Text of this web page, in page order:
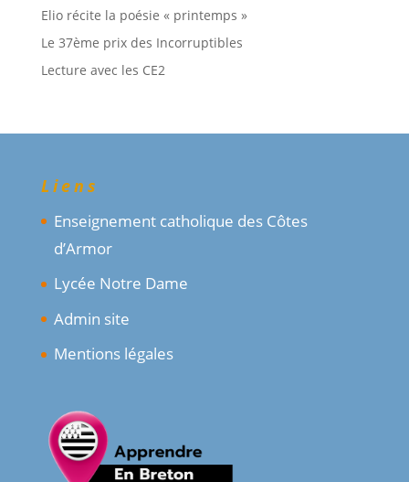
Elio récite la poésie « printemps »
Le 37ème prix des Incorruptibles
Lecture avec les CE2
Liens
Enseignement catholique des Côtes
d’Armor
Lycée Notre Dame
Admin site
Mentions légales